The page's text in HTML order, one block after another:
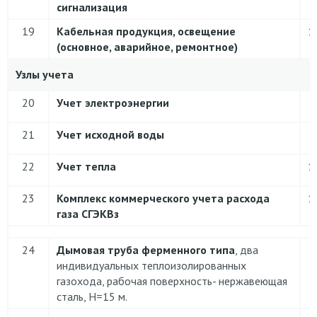
сигнализация
19
Кабельная продукция, освещение
(основное, аварийное, ремонтное)
1
Узлы учета
20
Учет электроэнергии
21 Учет исходной воды
22 Учет тепла 1
23
Комплекс коммерческого учета расхода
газа СГЭКВз
1
24 Дымовая труба ферменного типа , два
индивидуальных теплоизолированных
газохода, рабочая поверхность- нержавеющая
сталь, Н=15 м.